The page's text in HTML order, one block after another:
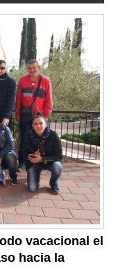
vacacional el
hacia la